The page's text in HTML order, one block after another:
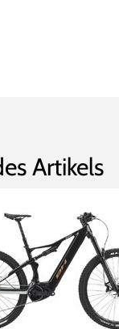
Artikels